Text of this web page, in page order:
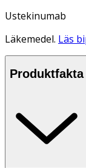
Ustekinumab
Läkemedel. Läs
Produktfakta